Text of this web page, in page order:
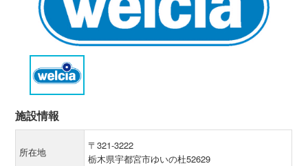
施設情報
所在地
〒321-3222
栃木県宇都宮市ゆいの杜52629